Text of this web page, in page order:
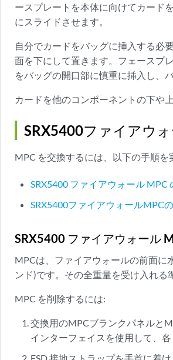
ースプレートを本体に向けてカード
にスライドさせます。
自分でカードをバッグに挿入する必
面を下にして置きます。フェースプ
をバッグの開口部に慎重に挿入し、
カードを他のコンポーネントの下や
SRX5400ファイアウ
MPC を交換するには、以下の手順を
SRX5400 ファイアウォール MPC
SRX5400ファイアウォールMPC
SRX5400 ファイアウォール
MPCは、ファイアウォールの前面に
ンド)です。その全重量を受け入れる
MPC を削除するには:
交換用のMPCブランクパネルと
インターフェイスを使用して、